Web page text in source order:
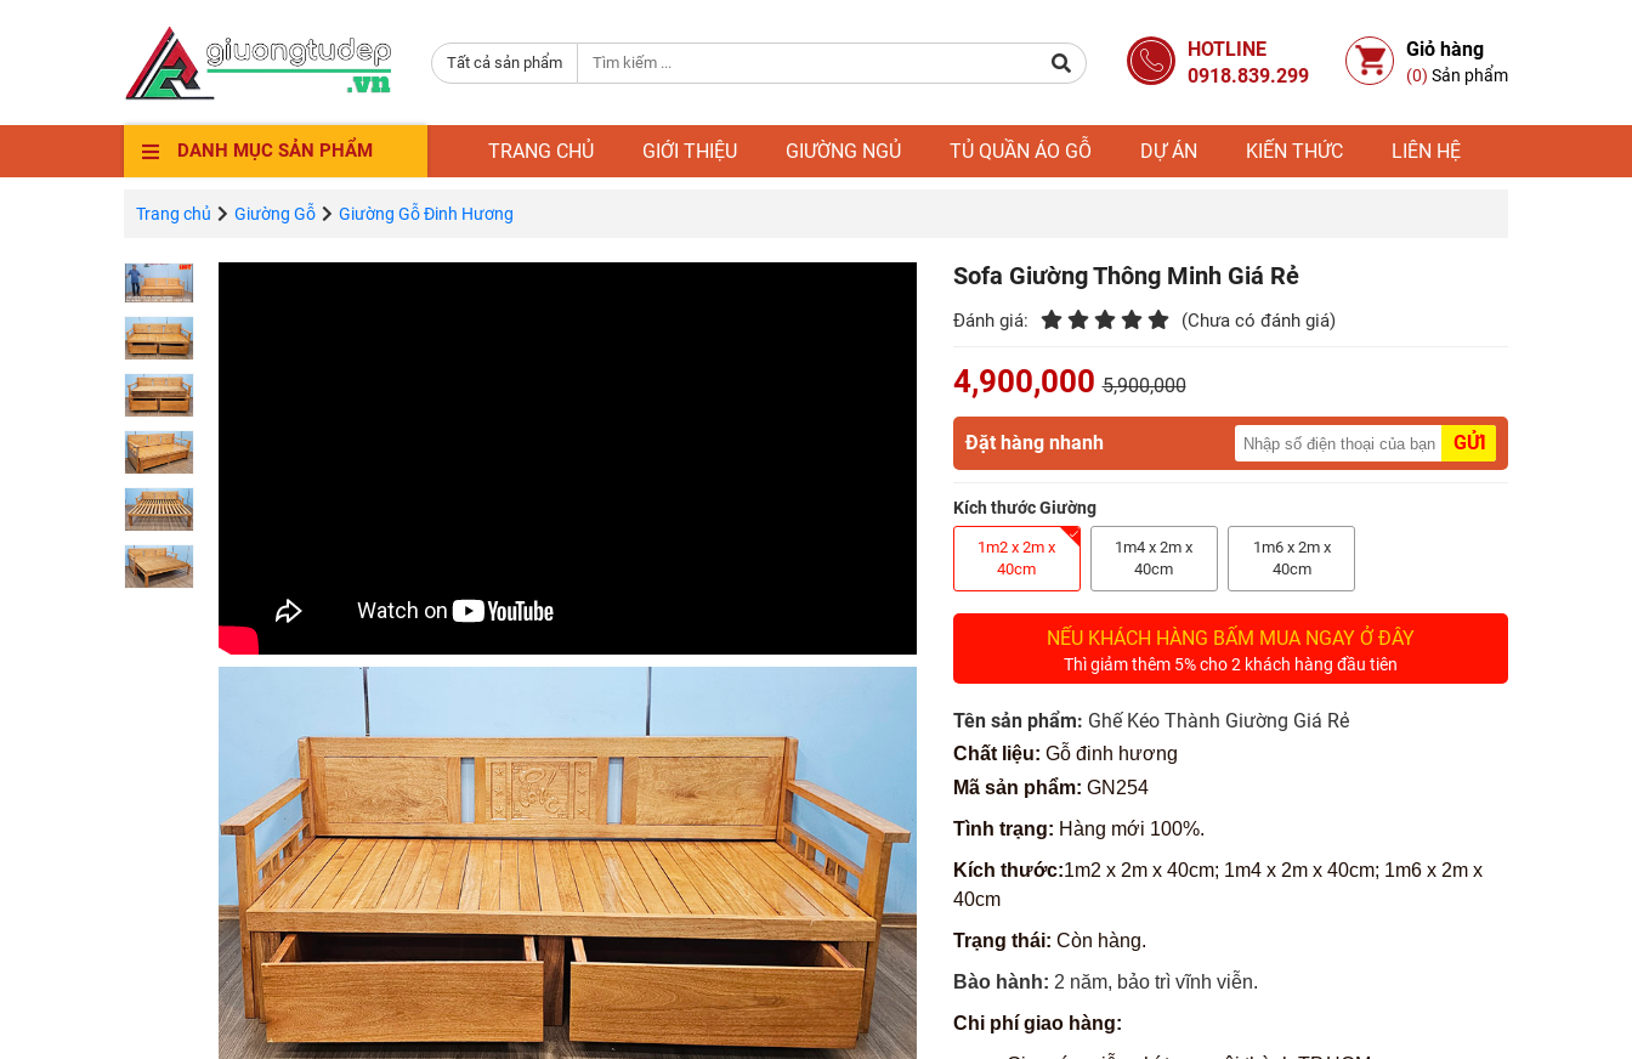
Tất cả sản phẩm
HOTLINE
0918.839.299
Giỏ hàng
(0) Sản phẩm
DANH MỤC SẢN PHẨM TRANG CHỦ GIỚI THIỆU GIƯỜNG NGỦ TỦ QUẦN ÁO GỖ DỰ ÁN KIẾN THỨC LIÊN HỆ
Trang chủ Giường Gỗ Giường Gỗ Đinh Hương
Sofa Giường Thông Minh Giá Rẻ
Đánh giá: (Chưa có đánh giá)
4,900,0005,900,000
Đặt hàng nhanh GỬI
Kích thước Giường
1m2 x 2m x
40cm
1m4 x 2m x
40cm
1m6 x 2m x
40cm
NẾU KHÁCH HÀNG BẤM MUA NGAY Ở ĐÂY
Thì giảm thêm 5% cho 2 khách hàng đầu tiên
Tên sản phẩm: Ghế Kéo Thành Giường Giá Rẻ
Chất liệu: Gỗ đinh hương
Mã sản phẩm: GN254
Tình trạng: Hàng mới 100%.
Kích thước:1m2 x 2m x 40cm; 1m4 x 2mx 40cm; 1m6 x 2mx
40cm
Trạng thái: Còn hàng.
Bào hành: 2 năm, bảo trì vĩnh viễn.
Chi phí giao hàng: